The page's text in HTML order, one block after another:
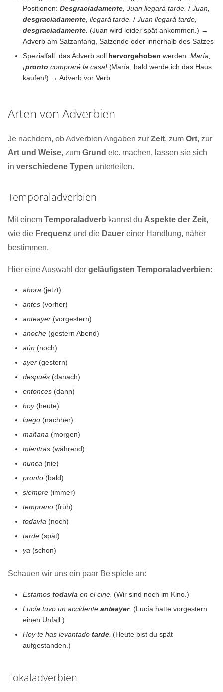
Positionen: Desgraciadamente, Juan llegará tarde. / Juan,
desgraciadamente, llegará tarde. / Juan llegará tarde,
desgraciadamente. (Juan wird leider spät ankommen.) →
Adverb am Satzanfang, Satzende oder innerhalb des Satzes
Spezialfall: das Adverb soll hervorgehoben werden: María,
¡pronto compraré la casa! (María, bald werde ich das Haus
kaufen!) → Adverb vor Verb
Arten von Adverbien
Je nachdem, ob Adverbien Angaben zur Zeit, zum Ort, zur
Art und Weise, zum Grund etc. machen, lassen sie sich
in verschiedene Typen unterteilen.
Temporaladverbien
Mit einem Temporaladverb kannst du Aspekte der Zeit,
wie die Frequenz und die Dauer einer Handlung, näher
bestimmen.
Hier eine Auswahl der geläufigsten Temporaladverbien:
ahora (jetzt)
antes (vorher)
anteayer (vorgestern)
anoche (gestern Abend)
aún (noch)
ayer (gestern)
después (danach)
entonces (dann)
hoy(heute)
luego (nachher)
mañana (morgen)
mientras (während)
nunca (nie)
pronto (bald)
siempre (immer)
temprano (früh)
todavía (noch)
tarde (spät)
ya (schon)
Schauen wir uns ein paar Beispiele an:
Estamos todavía en el cine. (Wir sind noch im Kino.)
Lucía tuvo un accidente anteayer. (Lucía hatte vorgestern
einen Unfall.)
Hoy te has levantado tarde. (Heute bist du spät
aufgestanden.)
Lokaladverbien